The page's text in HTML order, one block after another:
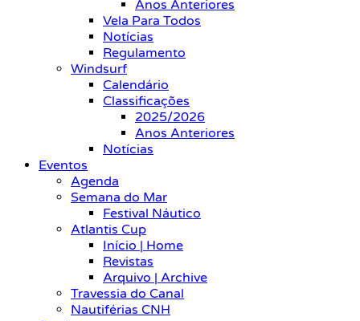
Anos Anteriores
Vela Para Todos
Notícias
Regulamento
Windsurf
Calendário
Classificações
2025/2026
Anos Anteriores
Notícias
Eventos
Agenda
Semana do Mar
Festival Náutico
Atlantis Cup
Início | Home
Revistas
Arquivo | Archive
Travessia do Canal
Nautiférias CNH